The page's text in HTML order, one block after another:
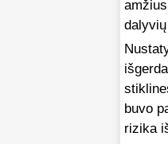
buvo
rizika